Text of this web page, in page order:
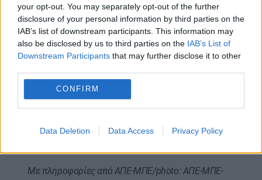
your opt-out. You may separately opt-out of the further
disclosure of your personal information by third parties on the
IAB’s list of downstream participants. This information may
also be disclosed by us to third parties on the IAB’s List of
Downstream Participants that may further disclose it to other
CONFIRM
Data Deletion Data Access Privacy Policy
Η εκπαίδευση είναι ένα αγαπημένο θέμα της
πριγκίπισσας ηλικίας 44 ετών, που έχει τρία
παιδιά με τον σύζυγό της Ουίλιαμ: τον Τζορτζ, 12
Το 2021 ίδρυσε το
στοχεύει στην ευαισθητοποίηση για τη σημασία
Με πληροφορίες από ΑΠΕ-ΜΠΕ/photo: ΑΠΕ-ΜΠΕ-